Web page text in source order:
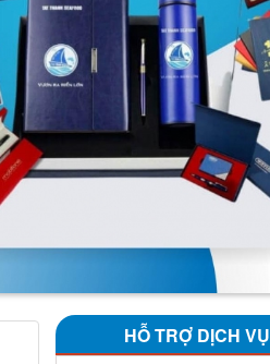
HỖ TRỢ DỊCH VỤ